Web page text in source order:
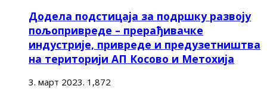
Додела подстицаја за подршку развоју
пољопривреде – прерађивачке
индустрије, привреде и предузетништва
на територији АП Косово и Метохија
3. март 2023. 1,872